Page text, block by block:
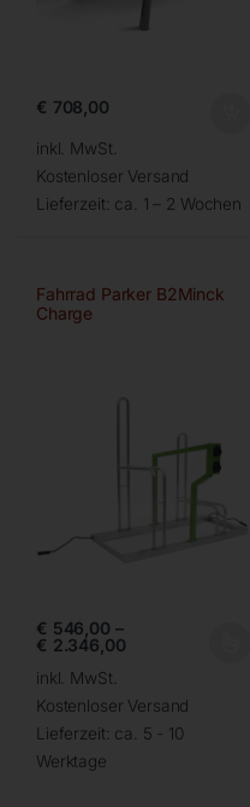
€ 708,00
inkl. MwSt.
Kostenloser Versand
Lieferzeit: ca. 1 – 2 Wochen
Fahrrad Parker B2Minck
Charge
€ 546,00 –
€ 2.346,00
inkl. MwSt.
Kostenloser Versand
Lieferzeit: ca. 5 - 10
Werktage